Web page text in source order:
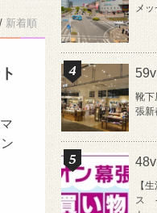
新着順
メ
靴下
張新
【
ス